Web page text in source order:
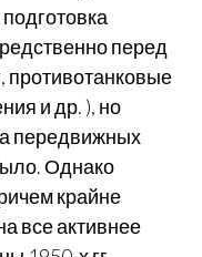
перед
противотанковые
и др. ), но
передвижных
Однако
крайне
все активнее